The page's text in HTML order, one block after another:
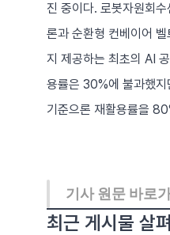
진 중이다. 로봇자원회
론과 순환형 컨베이어
지 제공하는 최초의 AI
용률은 30%에 불과했지
기준으론 재활용률을
기사 원문 바로가
최근 게시물 살